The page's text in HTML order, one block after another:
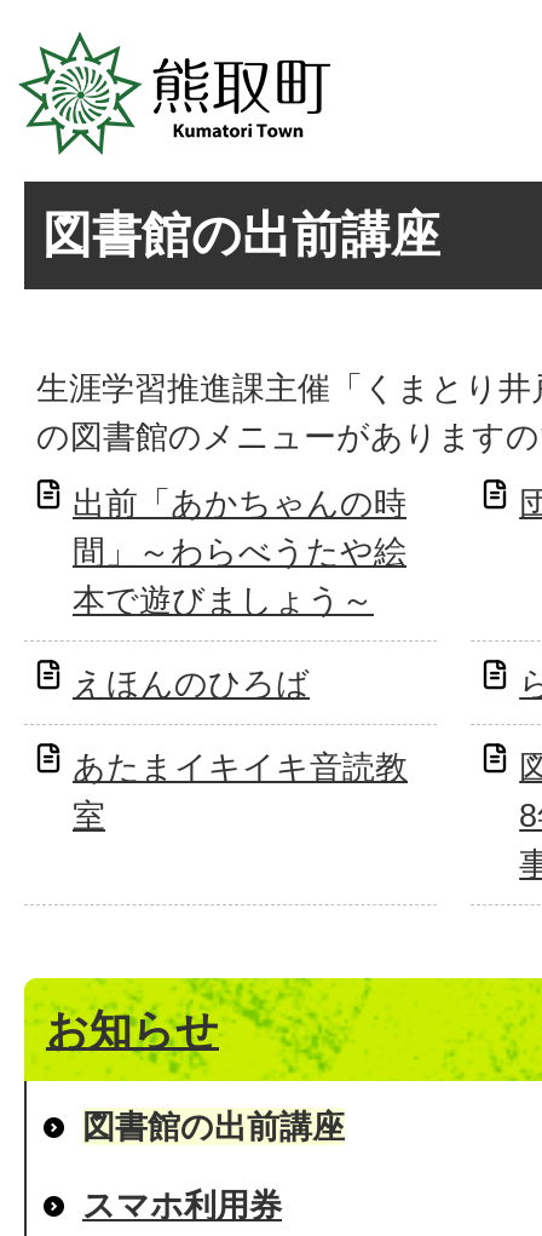
図書館の出前講座
生涯学習推進課主催「くまとり
の図書館のメニューがあります
出前「あかちゃんの時
間」～わらべうたや絵
本で遊びましょう～
えほんのひろば
あたまイキイキ音読教
室
お知らせ
図書館の出前講座
スマホ利用券